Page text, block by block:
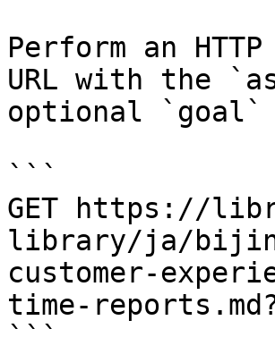
Perform an
URL with the
optional `goal`
```
GET https://
library/ja/
customer-
time-
```